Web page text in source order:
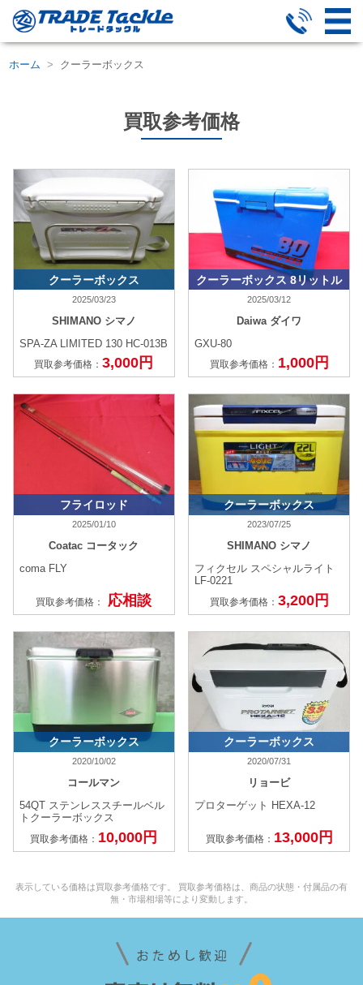
ホーム クーラーボックス
買取参考価格
クーラーボックス
2025/03/23
SHIMANO シマノ
SPA-ZA LIMITED 130 HC-013B
買取参考価格：3,000円
クーラーボックス 8リットル
2025/03/12
Daiwa ダイワ
GXU-80
買取参考価格： 1,000円
フライロッド
2025/01/10
Coatac コータック
coma FLY
買取参考価格： 応相談
クーラーボックス
2023/07/25
SHIMANO シマノ
フィクセル スペシャルライト
LF-0221
買取参考価格： 3,200円
クーラーボックス
2020/10/02
コールマン
54QT ステンレススチールベル
トクーラーボックス
買取参考価格： 10,000円
クーラーボックス
2020/07/31
リョービ
プロターゲット HEXA-12
買取参考価格： 13,000円
表示している価格は買取参考価格です。 買取参考価格は、商品の状態・付属品の有
無・市場相場等により変動します。